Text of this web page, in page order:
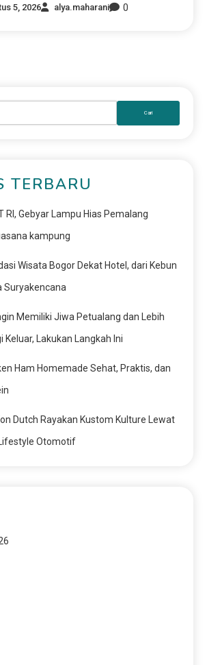
5, 2026 alya.maharani 0
TERBARU
RI, Gebyar Lampu Hias Pemalang
kampung
Wisata Bogor Dekat Hotel, dari Kebun
Suryakencana
Memiliki Jiwa Petualang dan Lebih
Keluar, Lakukan Langkah Ini
Ham Homemade Sehat, Praktis, dan
Dutch Rayakan Kustom Kulture Lewat
Otomotif